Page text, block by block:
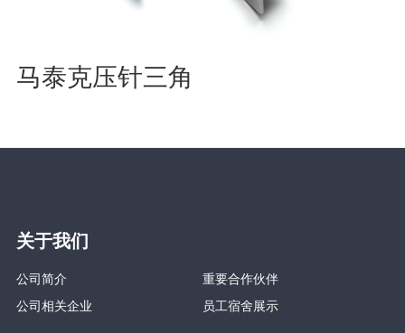
马泰克压针三角
关于我们
公司简介
重要合作伙伴
公司相关企业
员工宿舍展示